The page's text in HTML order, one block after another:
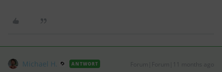
Michael H. ANTWORT